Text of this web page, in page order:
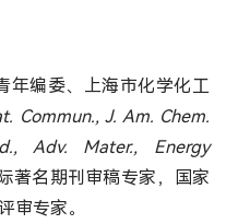
年编委、上海市化学化工
Commun., J. Am. Chem.
Adv. Mater., Energy
著名期刊审稿专家，国家
审专家。